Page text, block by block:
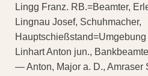
Lingg Franz. RB.=Beamter,
Lingnau Josef, Schuhmacher,
Hauptschießstand=Umgebung
Linhart Anton jun.,
— Anton, Major a. D., Amraser